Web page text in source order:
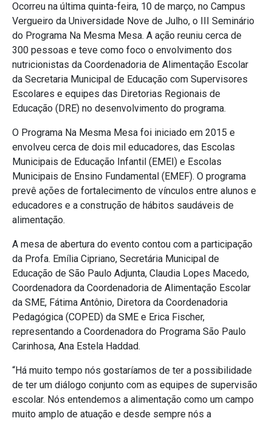
Ocorreu na última quinta-feira, 10 de março, no Campus
Vergueiro da Universidade Nove de Julho, o III Seminário
do Programa Na Mesma Mesa. A ação reuniu cerca de
300 pessoas e teve como foco o envolvimento dos
nutricionistas da Coordenadoria de Alimentação Escolar
da Secretaria Municipal de Educação com Supervisores
Escolares e equipes das Diretorias Regionais de
Educação (DRE) no desenvolvimento do programa.
O Programa Na Mesma Mesa foi iniciado em 2015 e
envolveu cerca de dois mil educadores, das Escolas
Municipais de Educação Infantil (EMEI) e Escolas
Municipais de Ensino Fundamental (EMEF). O programa
prevê ações de fortalecimento de vínculos entre alunos e
educadores e a construção de hábitos saudáveis de
alimentação.
A mesa de abertura do evento contou com a participação
da Profa. Emília Cipriano, Secretária Municipal de
Educação de São Paulo Adjunta, Claudia Lopes Macedo,
Coordenadora da Coordenadoria de Alimentação Escolar
da SME, Fátima Antônio, Diretora da Coordenadoria
Pedagógica (COPED) da SME e Erica Fischer,
representando a Coordenadora do Programa São Paulo
Carinhosa, Ana Estela Haddad.
“Há muito tempo nós gostaríamos de ter a possibilidade
de ter um diálogo conjunto com as equipes de supervisão
escolar. Nós entendemos a alimentação como um campo
muito amplo de atuação e desde sempre nós a